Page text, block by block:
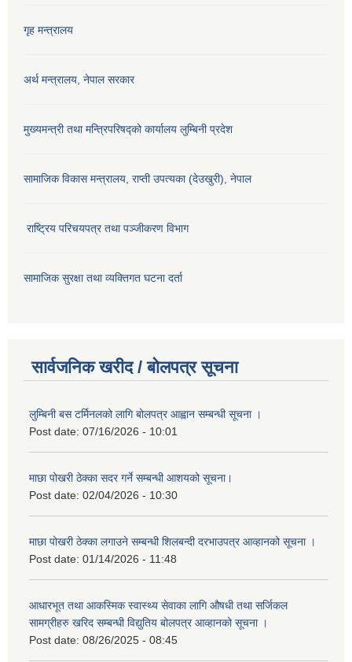
गृह मन्त्रालय
अर्थ मन्त्रालय, नेपाल सरकार
मुख्यमन्त्री तथा मन्त्रिपरिषद्को कार्यालय लुम्बिनी प्रदेश
सामाजिक विकास मन्‍‍त्रालय, राप्ती उपत्यका (देउखुरी), नेपाल
राष्ट्रिय परिचयपत्र तथा पञ्जीकरण विभाग
सामाजिक सुरक्षा तथा व्यक्तिगत घटना दर्ता
सार्वजनिक खरीद / बोलपत्र सूचना
लुम्बिनी बस टर्मिनलको लागि बोलपत्र आह्वान सम्बन्धी सूचना ।
Post date: 07/16/2026 - 10:01
माछा पोखरी ठेक्का सदर गर्ने सम्बन्धी आशयको सूचना।
Post date: 02/04/2026 - 10:30
माछा पोखरी ठेक्का लगाउने सम्बन्धी शिलबन्दी दरभाउपत्र आव्हानको सूचना ।
Post date: 01/14/2026 - 11:48
आधारभूत तथा आकस्मिक स्वास्थ्य सेवाका लागि औषधी तथा सर्जिकल
सामग्रीहरु खरिद सम्बन्धी विद्युतिय बोलपत्र आव्हानको सूचना ।
Post date: 08/26/2025 - 08:45